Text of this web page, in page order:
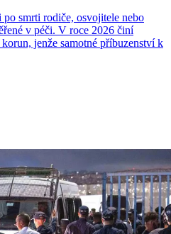
smrti rodiče, osvojitele nebo
v péči. V roce 2026 činí
jenže samotné příbuzenství k